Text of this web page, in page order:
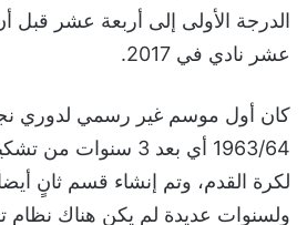
الدرجة الأولى إلى أربعة عشر قبل
عشر نادي في 2017.
كان أول موسم غير رسمي لدوري
1963/64 أي بعد 3
لكرة القدم، وتم إنشاء قسم ثانٍ
ولسنوات عديدة لم يكن هناك نظام